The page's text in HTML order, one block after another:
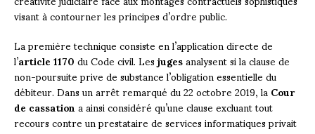
visant à contourner les principes d’ordre public.
La première technique consiste en l’application directe de
l’article 1170du Code civil. Lesjugesanalysent si la clause de
non-poursuite prive de substance l’obligation essentielle du
débiteur. Dans un arrêt remarqué du 22 octobre 2019, laCour
de cassationa ainsi considéré qu’une clause excluant tout
recours contre un prestataire de services informatiques privait